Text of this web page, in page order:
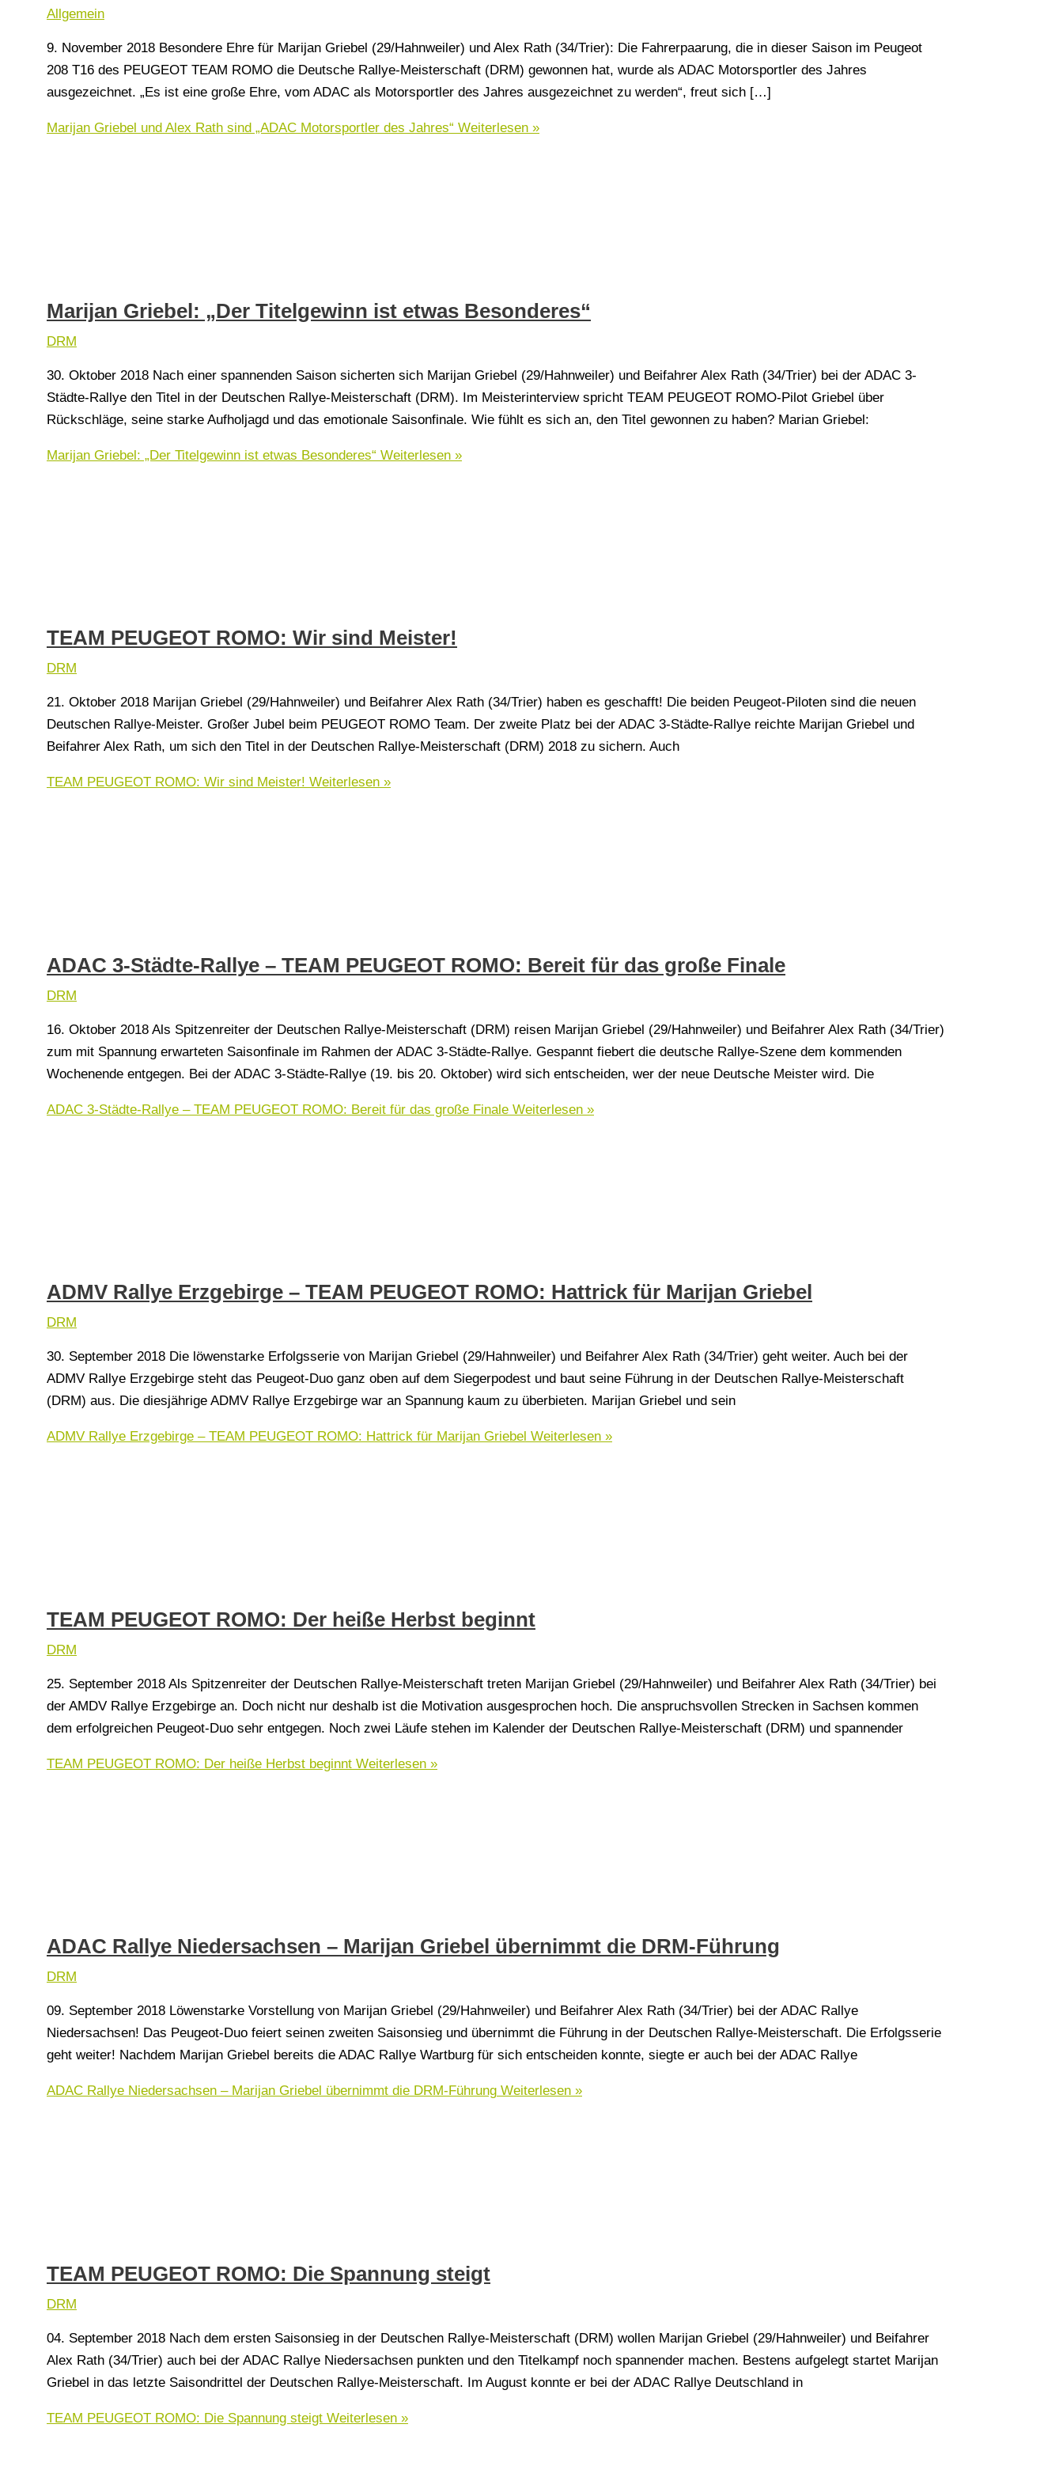
Allgemein
9. November 2018 Besondere Ehre für Marijan Griebel (29/Hahnweiler) und Alex Rath (34/Trier): Die Fahrerpaarung, die in dieser Saison im Peugeot
208 T16 des PEUGEOT TEAM ROMO die Deutsche Rallye-Meisterschaft (DRM) gewonnen hat, wurde als ADAC Motorsportler des Jahres
ausgezeichnet. „Es ist eine große Ehre, vom ADAC als Motorsportler des Jahres ausgezeichnet zu werden“, freut sich […]
Marijan Griebel und Alex Rath sind „ADAC Motorsportler des Jahres“ Weiterlesen »
Marijan Griebel: „Der Titelgewinn ist etwas Besonderes“
DRM
30. Oktober 2018 Nach einer spannenden Saison sicherten sich Marijan Griebel (29/Hahnweiler) und Beifahrer Alex Rath (34/Trier) bei der ADAC 3-
Städte-Rallye den Titel in der Deutschen Rallye-Meisterschaft (DRM). Im Meisterinterview spricht TEAM PEUGEOT ROMO-Pilot Griebel über
Rückschläge, seine starke Aufholjagd und das emotionale Saisonfinale. Wie fühlt es sich an, den Titel gewonnen zu haben? Marian Griebel:
Marijan Griebel: „Der Titelgewinn ist etwas Besonderes“ Weiterlesen »
TEAM PEUGEOT ROMO: Wir sind Meister!
DRM
21. Oktober 2018 Marijan Griebel (29/Hahnweiler) und Beifahrer Alex Rath (34/Trier) haben es geschafft! Die beiden Peugeot-Piloten sind die neuen
Deutschen Rallye-Meister. Großer Jubel beim PEUGEOT ROMO Team. Der zweite Platz bei der ADAC 3-Städte-Rallye reichte Marijan Griebel und
Beifahrer Alex Rath, um sich den Titel in der Deutschen Rallye-Meisterschaft (DRM) 2018 zu sichern. Auch
TEAM PEUGEOT ROMO: Wir sind Meister! Weiterlesen »
ADAC 3-Städte-Rallye – TEAM PEUGEOT ROMO: Bereit für das große Finale
DRM
16. Oktober 2018 Als Spitzenreiter der Deutschen Rallye-Meisterschaft (DRM) reisen Marijan Griebel (29/Hahnweiler) und Beifahrer Alex Rath (34/Trier)
zum mit Spannung erwarteten Saisonfinale im Rahmen der ADAC 3-Städte-Rallye. Gespannt fiebert die deutsche Rallye-Szene dem kommenden
Wochenende entgegen. Bei der ADAC 3-Städte-Rallye (19. bis 20. Oktober) wird sich entscheiden, wer der neue Deutsche Meister wird. Die
ADAC 3-Städte-Rallye – TEAM PEUGEOT ROMO: Bereit für das große Finale Weiterlesen »
ADMV Rallye Erzgebirge – TEAM PEUGEOT ROMO: Hattrick für Marijan Griebel
DRM
30. September 2018 Die löwenstarke Erfolgsserie von Marijan Griebel (29/Hahnweiler) und Beifahrer Alex Rath (34/Trier) geht weiter. Auch bei der
ADMV Rallye Erzgebirge steht das Peugeot-Duo ganz oben auf dem Siegerpodest und baut seine Führung in der Deutschen Rallye-Meisterschaft
(DRM) aus. Die diesjährige ADMV Rallye Erzgebirge war an Spannung kaum zu überbieten. Marijan Griebel und sein
ADMV Rallye Erzgebirge – TEAM PEUGEOT ROMO: Hattrick für Marijan Griebel Weiterlesen »
TEAM PEUGEOT ROMO: Der heiße Herbst beginnt
DRM
25. September 2018 Als Spitzenreiter der Deutschen Rallye-Meisterschaft treten Marijan Griebel (29/Hahnweiler) und Beifahrer Alex Rath (34/Trier) bei
der AMDV Rallye Erzgebirge an. Doch nicht nur deshalb ist die Motivation ausgesprochen hoch. Die anspruchsvollen Strecken in Sachsen kommen
dem erfolgreichen Peugeot-Duo sehr entgegen. Noch zwei Läufe stehen im Kalender der Deutschen Rallye-Meisterschaft (DRM) und spannender
TEAM PEUGEOT ROMO: Der heiße Herbst beginnt Weiterlesen »
ADAC Rallye Niedersachsen – Marijan Griebel übernimmt die DRM-Führung
DRM
09. September 2018 Löwenstarke Vorstellung von Marijan Griebel (29/Hahnweiler) und Beifahrer Alex Rath (34/Trier) bei der ADAC Rallye
Niedersachsen! Das Peugeot-Duo feiert seinen zweiten Saisonsieg und übernimmt die Führung in der Deutschen Rallye-Meisterschaft. Die Erfolgsserie
geht weiter! Nachdem Marijan Griebel bereits die ADAC Rallye Wartburg für sich entscheiden konnte, siegte er auch bei der ADAC Rallye
ADAC Rallye Niedersachsen – Marijan Griebel übernimmt die DRM-Führung Weiterlesen »
TEAM PEUGEOT ROMO: Die Spannung steigt
DRM
04. September 2018 Nach dem ersten Saisonsieg in der Deutschen Rallye-Meisterschaft (DRM) wollen Marijan Griebel (29/Hahnweiler) und Beifahrer
Alex Rath (34/Trier) auch bei der ADAC Rallye Niedersachsen punkten und den Titelkampf noch spannender machen. Bestens aufgelegt startet Marijan
Griebel in das letzte Saisondrittel der Deutschen Rallye-Meisterschaft. Im August konnte er bei der ADAC Rallye Deutschland in
TEAM PEUGEOT ROMO: Die Spannung steigt Weiterlesen »